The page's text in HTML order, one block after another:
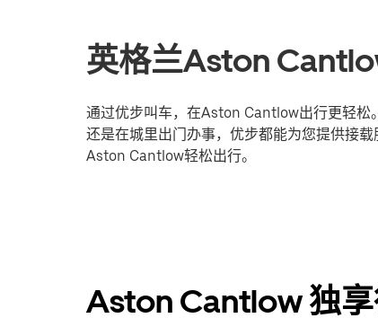
英格兰Aston
通过优步叫车，在Aston Cantlow出行更轻松
还是在城里出门办事，优步都能为您提供接
Aston Cantlow轻松出行。
Aston Cantlow 独